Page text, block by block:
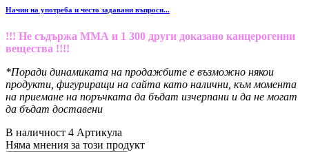
Начин на употреба и често задавани въпроси...
!!! Не съдържа ММА и 1 300 други доказано канцерогенни
вещества !!!!
*Поради динамиката на продажбите е възможно някои
продукти, фигуриращи на сайта като налични, към момента
на приемане на поръчката да бъдат изчерпани и да не могат
да бъдат доставени
В наличност 4 Артикула
Няма мнения за този продукт